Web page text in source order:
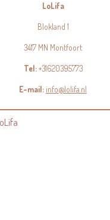
LoLifa
Blokland 1
3417 MN Montfoort
Tel:+31620395773
E-mail:info@lolifa.nl